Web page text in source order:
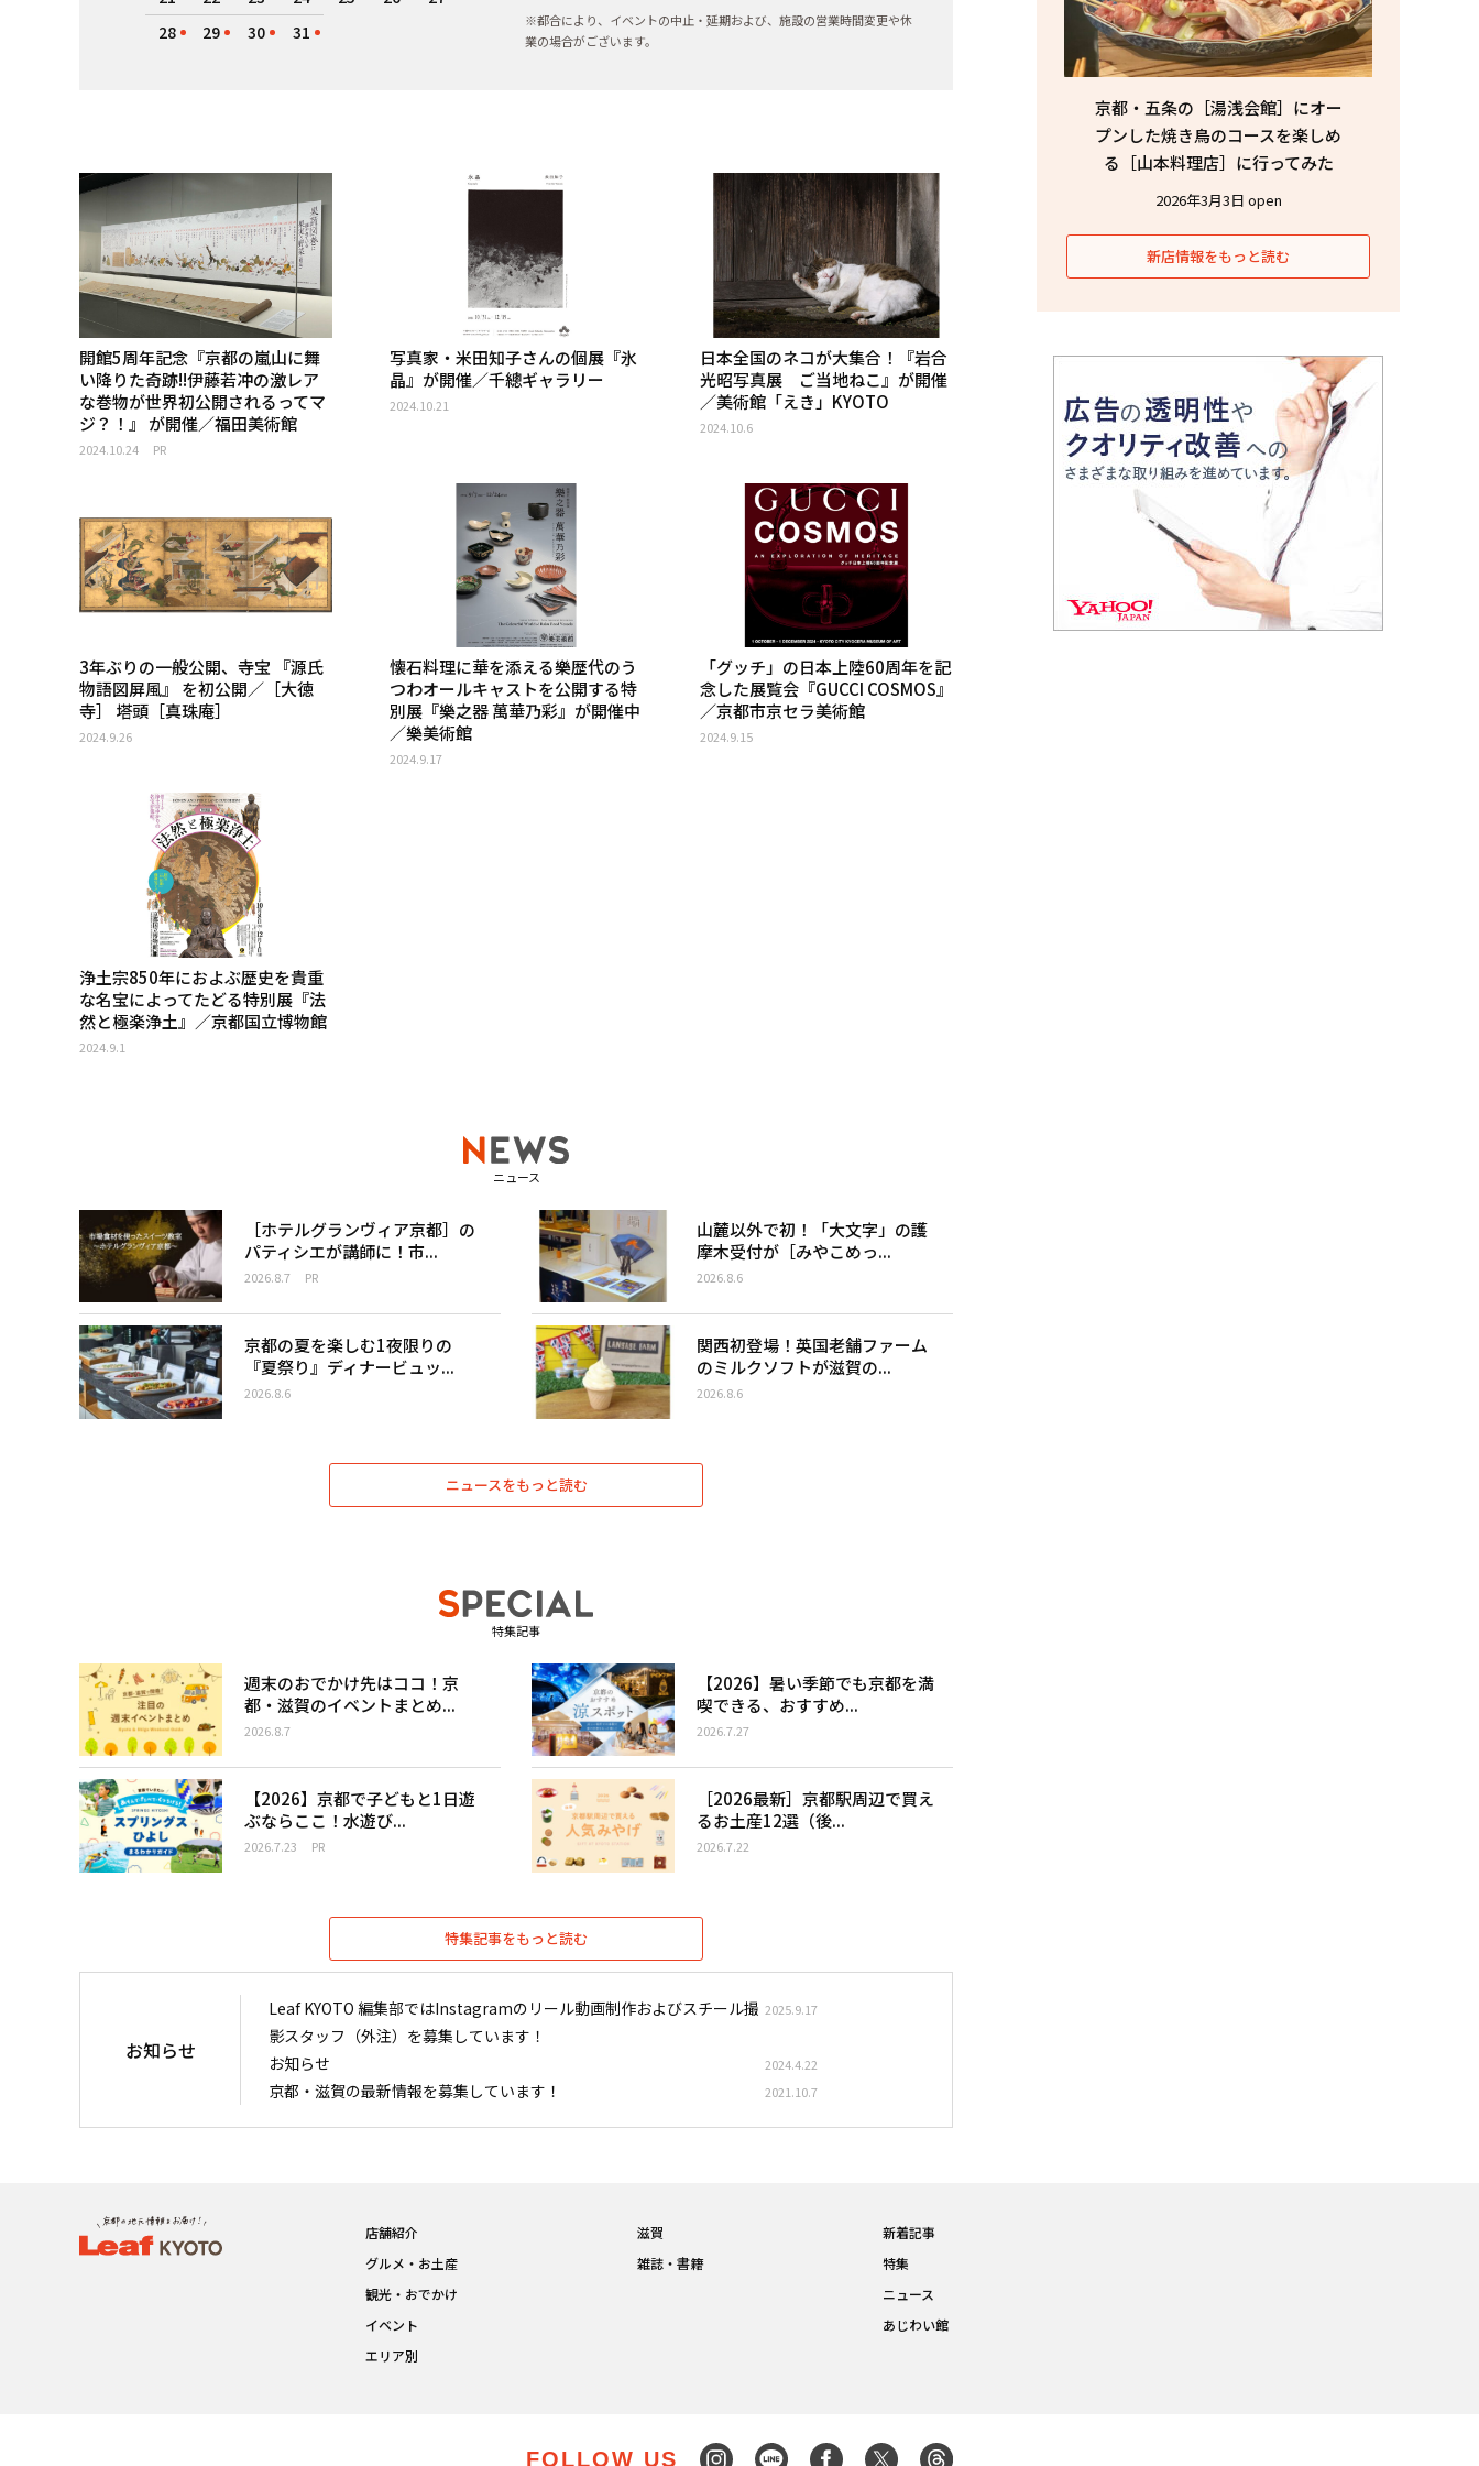
28
29 30 31
※都合により、イベントの中止・延期および、施設の営業時間変更や休
業の場合がございます。
開館5周年記念『京都の嵐山に舞
い降りた奇跡!!伊藤若冲の激レア
な巻物が世界初公開されるってマ
ジ？！』 が開催／福田美術館
2024.10.24 PR
写真家・米田知子さんの個展『氷
晶』が開催／千總ギャラリー
2024.10.21
日本全国のネコが大集合！『岩合
光昭写真展 ご当地ねこ』が開催
／美術館「えき」KYOTO
2024.10.6
3年ぶりの一般公開、寺宝 『源氏
物語図屏風』 を初公開／［大徳
寺］ 塔頭［真珠庵］
2024.9.26
懐石料理に華を添える樂歴代のう
つわオールキャストを公開する特
別展『樂之器 萬華乃彩』が開催中
／樂美術館
2024.9.17
「グッチ」の日本上陸60周年を記
念した展覧会『GUCCI COSMOS』
／京都市京セラ美術館
2024.9.15
浄土宗850年におよぶ歴史を貴重
な名宝によってたどる特別展『法
然と極楽浄土』／京都国立博物館
2024.9.1
ニュース
［ホテルグランヴィア京都］の
パティシエが講師に！市...
2026.8.7 PR
山麓以外で初！「大文字」の護
摩木受付が［みやこめっ...
2026.8.6
京都の夏を楽しむ1夜限りの
『夏祭り』ディナービュッ...
2026.8.6
関西初登場！英国老舗ファーム
のミルクソフトが滋賀の...
2026.8.6
ニュースをもっと読む
特集記事
週末のおでかけ先はココ！京
都・滋賀のイベントまとめ...
2026.8.7
【2026】暑い季節でも京都を満
喫できる、おすすめ...
2026.7.27
【2026】京都で子どもと1日遊
ぶならここ！水遊び...
2026.7.23 PR
［2026最新］京都駅周辺で買え
るお土産12選（後...
2026.7.22
特集記事をもっと読む
京都・五条の［湯浅会館］にオー
プンした焼き鳥のコースを楽しめ
る［山本料理店］に行ってみた
2026年3月3日 open
新店情報をもっと読む
お知らせ
Leaf KYOTO 編集部ではInstagramのリール動画制作およびスチール撮
影スタッフ（外注）を募集しています！
2025.9.17
お知らせ 2024.4.22
京都・滋賀の最新情報を募集しています！ 2021.10.7
店舗紹介
グルメ・お土産
観光・おでかけ
イベント
エリア別
滋賀
雑誌・書籍
新着記事
特集
ニュース
あじわい館
FOLLOW US